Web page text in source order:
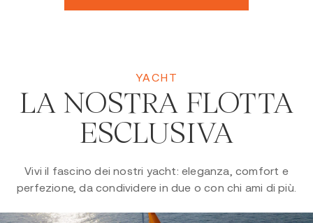
YACHT
LA NOSTRA FLOTTA
ESCLUSIVA
Vivi il fascino dei nostri yacht: eleganza, comfort e
perfezione, da condividere in due o con chi ami di più.